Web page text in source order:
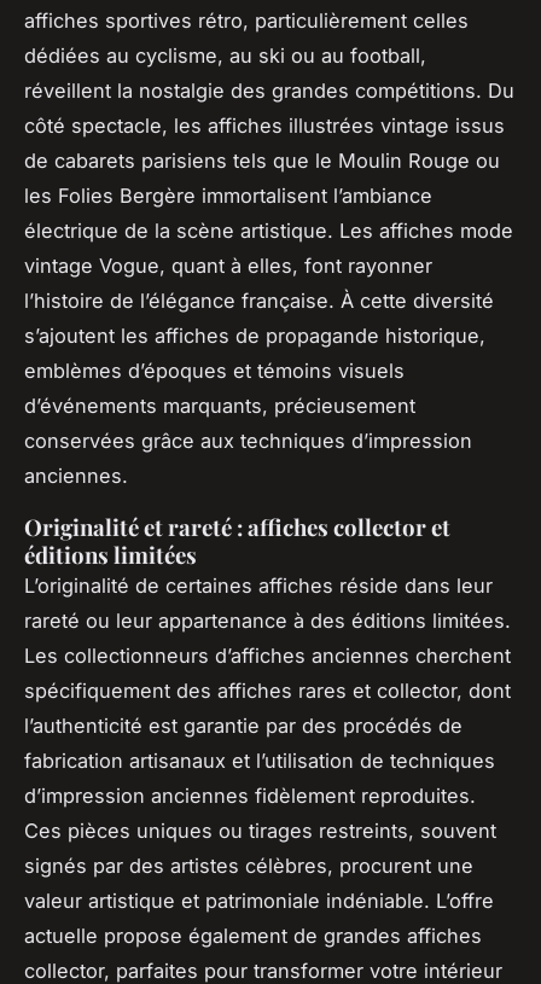
affiches sportives rétro, particulièrement celles
dédiées au cyclisme, au ski ou au football,
réveillent la nostalgie des grandes compétitions. Du
côté spectacle, les affiches illustrées vintage issus
de cabarets parisiens tels que le Moulin Rouge ou
les Folies Bergère immortalisent l’ambiance
électrique de la scène artistique. Les affiches mode
vintage Vogue, quant à elles, font rayonner
l’histoire de l’élégance française. À cette diversité
s’ajoutent les affiches de propagande historique,
emblèmes d’époques et témoins visuels
d’événements marquants, précieusement
conservées grâce aux techniques d’impression
anciennes.
Originalité et rareté : affiches collector et
éditions limitées
L’originalité de certaines affiches réside dans leur
rareté ou leur appartenance à des éditions limitées.
Les collectionneurs d’affiches anciennes cherchent
spécifiquement des affiches rares et collector, dont
l’authenticité est garantie par des procédés de
fabrication artisanaux et l’utilisation de techniques
d’impression anciennes fidèlement reproduites.
Ces pièces uniques ou tirages restreints, souvent
signés par des artistes célèbres, procurent une
valeur artistique et patrimoniale indéniable. L’offre
actuelle propose également de grandes affiches
collector, parfaites pour transformer votre intérieur